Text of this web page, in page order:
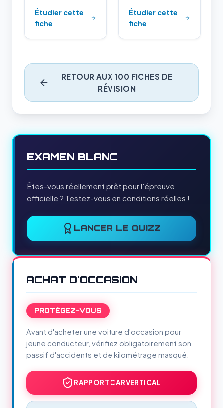
Étudier cette
fiche
Étudier cette
fiche
RETOUR AUX 100 FICHES DE
RÉVISION
EXAMEN BLANC
Êtes-vous réellement prêt pour l'épreuve
officielle ? Testez-vous en conditions réelles !
LANCER LE QUIZZ
ACHAT D'OCCASION
PROTÉGEZ-VOUS
Avant d'acheter une voiture d'occasion pour
jeune conducteur, vérifiez obligatoirement son
passif d'accidents et de kilométrage masqué.
RAPPORT CARVERTICAL